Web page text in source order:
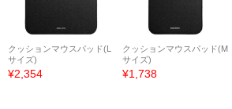
クッションマウスパッド(L
サイズ)
¥2,354
クッションマウスパッド(M
サイズ)
¥1,738